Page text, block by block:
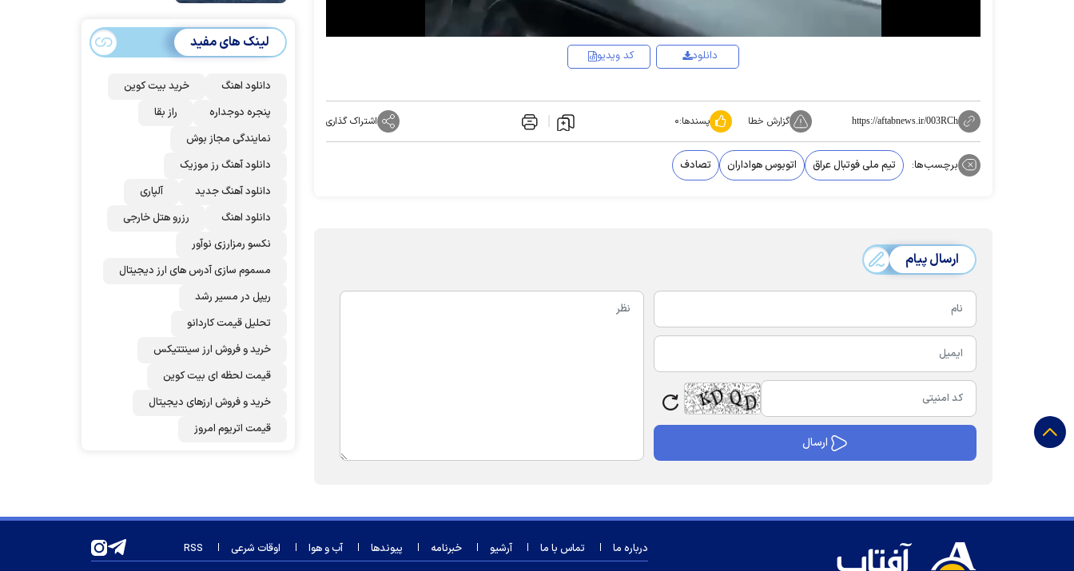
کد ویدیو دانلود
https://aftabnews.ir/003RCh گزارش خطا پسندها:۰ اشتراک گذاری
برچسب‌ها: تیم ملی فوتبال عراق اتوبوس هواداران تصادف
ارسال پیام
تغییر داده‌ایم
لینک های مفید
دانلود اهنگ
خرید بیت کوین
پنجره دوجداره
راز بقا
نمایندگی مجاز بوش
دانلود آهنگ رز‌ موزیک
دانلود آهنگ جدید
آلپاری
دانلود اهنگ
رزرو هتل خارجی
نکسو رمزارزی نوآور
مسموم سازی آدرس های ارز دیجیتال
ریپل در مسیر رشد
تحلیل قیمت کاردانو
خرید و فروش ارز سینتتیکس
قیمت لحظه ای بیت کوین
خرید و فروش ارزهای دیجیتال
قیمت اتریوم امروز
درباره ما تماس با ما آرشیو خبرنامه پیوندها آب و هوا اوقات شرعی RSS